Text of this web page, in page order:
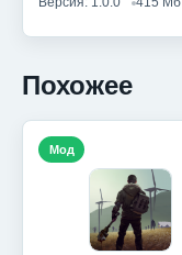
Похожее
Мод